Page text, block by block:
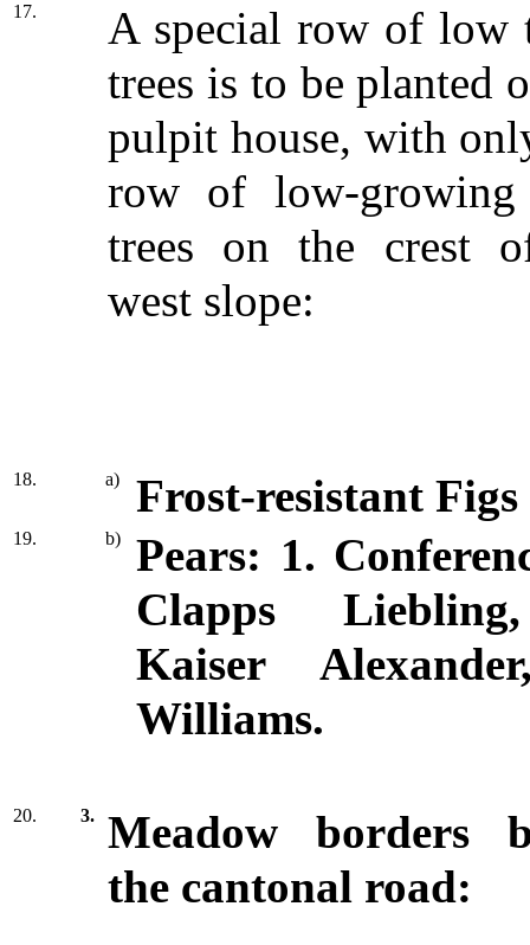
17.
A special row of low
trees is to be planted
pulpit house, with
row of low-
trees on the crest
west slope:
18. a) Frost-resistant Figs
19. b)
Pears: 1.
Clapps
Kaiser
Williams.
20. 3.
Meadow borders
the cantonal road: